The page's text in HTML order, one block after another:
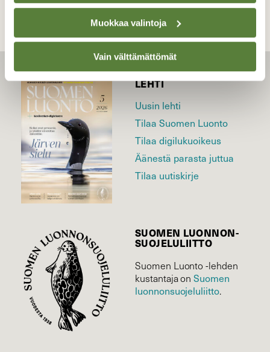
Muokkaa valintoja
Vain välttämättömät
LEHTI
Uusin lehti
Tilaa Suomen Luonto
Tilaa digilukuoikeus
Äänestä parasta juttua
Tilaa uutiskirje
SUOMEN LUONNON­
SUOJELU­LIITTO
Suomen Luonto -lehden
kustantaja onSuomen
luonnonsuojelu­liitto.